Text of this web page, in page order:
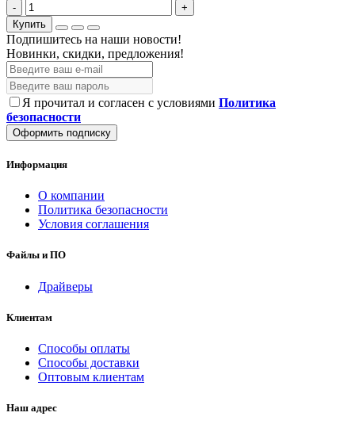
-
+
Купить
Подпишитесь на наши новости!
Новинки, скидки, предложения!
Я прочитал и согласен с условиями Политика
безопасности
Оформить подписку
Информация
О компании
Политика безопасности
Условия соглашения
Файлы и ПО
Драйверы
Клиентам
Способы оплаты
Способы доставки
Оптовым клиентам
Наш адрес